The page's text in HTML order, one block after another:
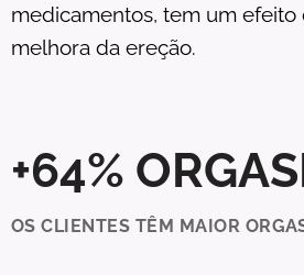
medicamentos, tem um efeito
melhora da ereção.
+64%
OS CLIENTES TÊM MAIOR